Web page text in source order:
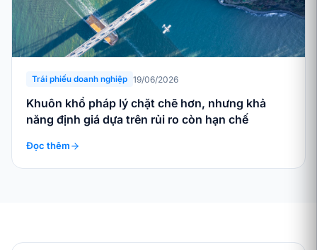
Trái phiếu doanh nghiệp 19/06/2026
Khuôn khổ pháp lý chặt chẽ hơn, nhưng khả
năng định giá dựa trên rủi ro còn hạn chế
Đọc thêm